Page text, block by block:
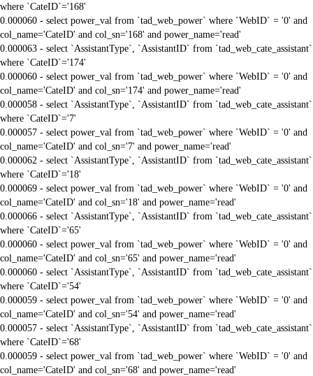
where `CateID`='168'
0.000060 - select power_val from `tad_web_power` where `WebID` = '0' and
col_name='CateID' and col_sn='168' and power_name='read'
0.000063 - select `AssistantType`, `AssistantID` from `tad_web_cate_assistant`
where `CateID`='174'
0.000060 - select power_val from `tad_web_power` where `WebID` = '0' and
col_name='CateID' and col_sn='174' and power_name='read'
0.000058 - select `AssistantType`, `AssistantID` from `tad_web_cate_assistant`
where `CateID`='7'
0.000057 - select power_val from `tad_web_power` where `WebID` = '0' and
col_name='CateID' and col_sn='7' and power_name='read'
0.000062 - select `AssistantType`, `AssistantID` from `tad_web_cate_assistant`
where `CateID`='18'
0.000069 - select power_val from `tad_web_power` where `WebID` = '0' and
col_name='CateID' and col_sn='18' and power_name='read'
0.000066 - select `AssistantType`, `AssistantID` from `tad_web_cate_assistant`
where `CateID`='65'
0.000060 - select power_val from `tad_web_power` where `WebID` = '0' and
col_name='CateID' and col_sn='65' and power_name='read'
0.000060 - select `AssistantType`, `AssistantID` from `tad_web_cate_assistant`
where `CateID`='54'
0.000059 - select power_val from `tad_web_power` where `WebID` = '0' and
col_name='CateID' and col_sn='54' and power_name='read'
0.000057 - select `AssistantType`, `AssistantID` from `tad_web_cate_assistant`
where `CateID`='68'
0.000059 - select power_val from `tad_web_power` where `WebID` = '0' and
col_name='CateID' and col_sn='68' and power_name='read'